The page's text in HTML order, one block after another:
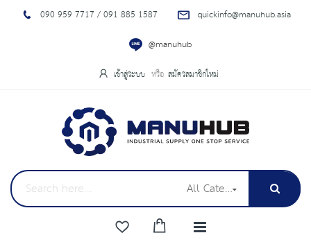
090 959 7717 / 091 885 1587
quickinfo@manuhub.asia
@manuhub
เข้าสู่ระบบ สมัครสมาชิกใหม่
All Categories